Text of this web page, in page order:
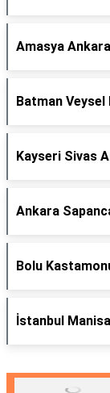
Amasya
Batman Veysel
Kayseri Sivas
Ankara
Bolu
İstanbul